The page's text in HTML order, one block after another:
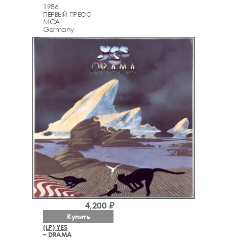
1986
ПЕРВЫЙ ПРЕСС
MCA
Germany
(LP) YES
– DRAMA
4,200 ₽
Купить